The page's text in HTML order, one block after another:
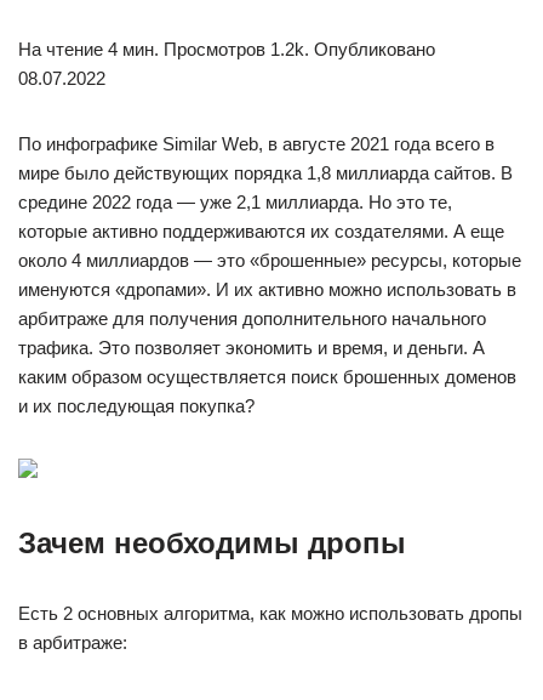
На чтение 4 мин. Просмотров 1.2k. Опубликовано
08.07.2022
По инфографике Similar Web, в августе 2021 года всего в
мире было действующих порядка 1,8 миллиарда сайтов. В
средине 2022 года — уже 2,1 миллиарда. Но это те,
которые активно поддерживаются их создателями. А еще
около 4 миллиардов — это «брошенные» ресурсы, которые
именуются «дропами». И их активно можно использовать в
арбитраже для получения дополнительного начального
трафика. Это позволяет экономить и время, и деньги. А
каким образом осуществляется поиск брошенных доменов
и их последующая покупка?
Зачем необходимы дропы
Есть 2 основных алгоритма, как можно использовать дропы
в арбитраже: